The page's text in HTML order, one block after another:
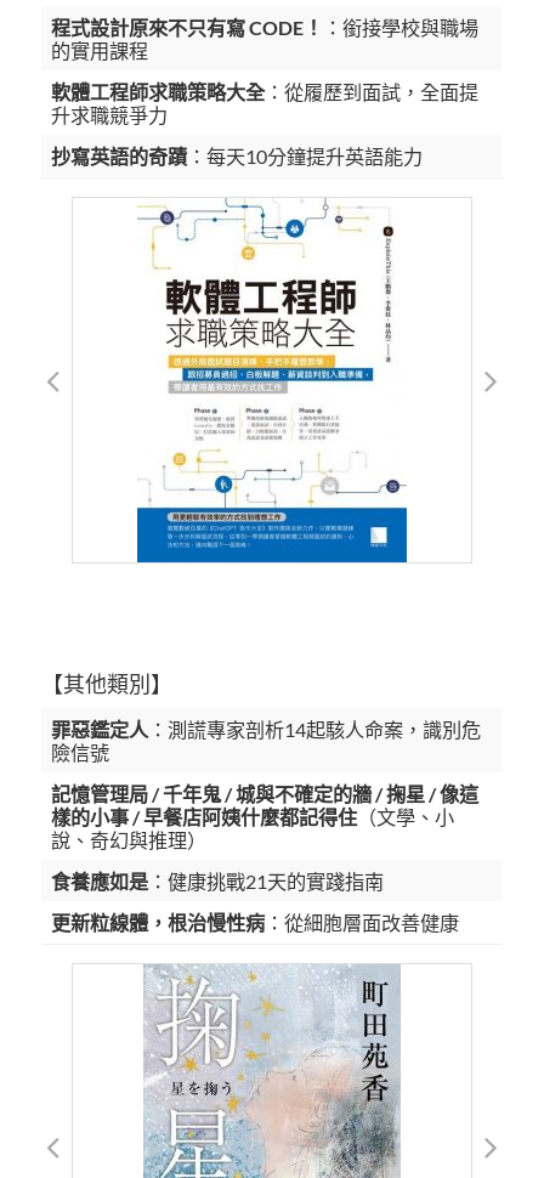
程式設計原來不只有寫 CODE！
：銜接學校與職場
的實用課程
軟體工程師求職策略大全：從履歷到面試，全面提
升求職競爭力
抄寫英語的奇蹟：每天10分鐘提升英語能力
【其他類別】
罪惡鑑定人 ：測謊專家剖析14起駭人命案，識別危
險信號
記憶管理局 / 千年鬼 / 城與不確定的牆 / 掬星 / 像這
樣的小事 / 早餐店阿姨什麼都記得住 （文學、小
說、奇幻與推理）
食養應如是 ：健康挑戰21天的實踐指南
更新粒線體，根治慢性病：從細胞層面改善健康